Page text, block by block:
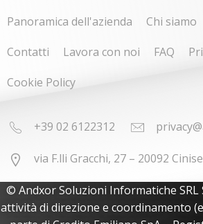
Panoramica dell'azienda Chi siamo
Contatti
Lavora con noi FAQ
Cookie Policy
+39 02 6122312
via F.lli Gracchi, 27 – 20092
© Andxor Soluzioni Informatiche SRL
attività di direzione e coordinamento